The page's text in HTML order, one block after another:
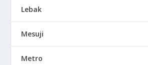
Lebak
Mesuji
Metro